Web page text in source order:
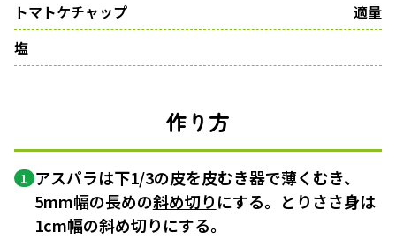
トマトケチャップ
適量
塩
作り方
1 アスパラは下1/3の皮を皮むき器で薄くむき、
5mm幅の長めの斜め切りにする。とりささ身は
1cm幅の斜め切りにする。